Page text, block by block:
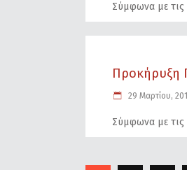
Σύμφωνα με τις
Προκήρυξη
29 Μαρτίου,
Σύμφωνα με τις